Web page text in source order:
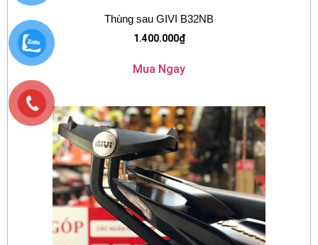
Thùng sau GIVI B32NB
1.400.000₫
Mua Ngay